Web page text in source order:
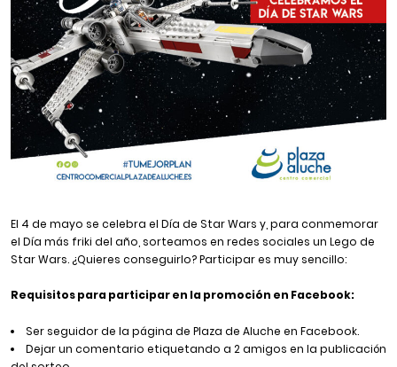
El 4 de mayo se celebra el Día de Star Wars y, para conmemorar
el Día más friki del año, sorteamos en redes sociales un Lego de
Star Wars. ¿Quieres conseguirlo? Participar es muy sencillo:
Requisitos para participar en la promoción en Facebook:
Ser seguidor de la página de Plaza de Aluche en Facebook.
Dejar un comentario etiquetando a 2 amigos en la publicación